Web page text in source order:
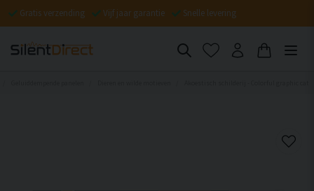
Gratis verzending Vijf jaar garantie Snelle levering